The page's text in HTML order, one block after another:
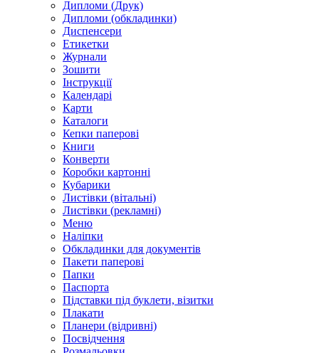
Дипломи (Друк)
Дипломи (обкладинки)
Диспенсери
Етикетки
Журнали
Зошити
Інструкції
Календарі
Карти
Каталоги
Кепки паперові
Книги
Конверти
Коробки картонні
Кубарики
Листівки (вітальні)
Листівки (рекламні)
Меню
Наліпки
Обкладинки для документів
Пакети паперові
Папки
Паспорта
Підставки під буклети, візитки
Плакати
Планери (відривні)
Посвідчення